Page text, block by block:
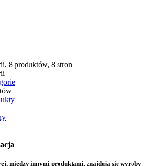
8 produktów, 8 stron
między innymi produktami, znajdują się wyroby